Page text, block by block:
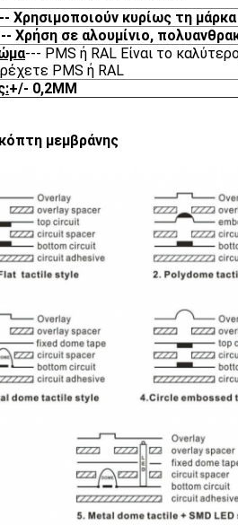
Χρησιμοποιούν κυρίως τη
Χρήση σε αλουμίνιο,
--- PMS ή RAL Είναι το
PMS ή RAL
+/- 0,2MM
μεμβράνης